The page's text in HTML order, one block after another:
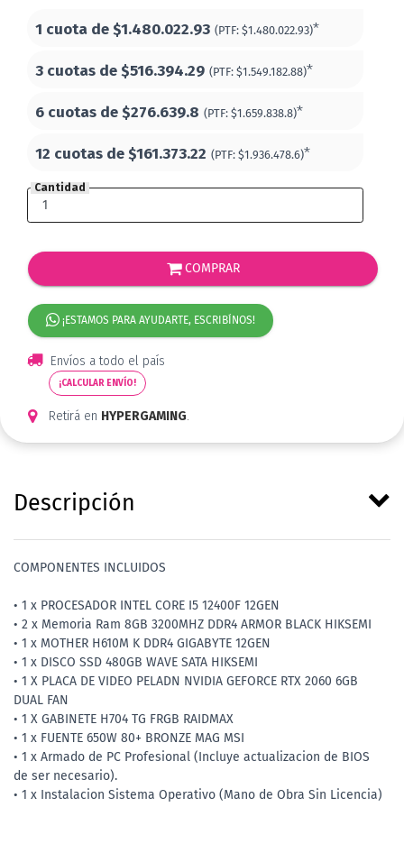
1 cuota de$1.480.022.93 (PTF: $1.480.022.93)*
3 cuotas de$516.394.29 (PTF: $1.549.182.88)*
6 cuotas de$276.639.8 (PTF: $1.659.838.8)*
12 cuotas de$161.373.22 (PTF: $1.936.478.6)*
Cantidad
COMPRAR
¡ESTAMOS PARA AYUDARTE, ESCRIBÍNOS!
Envíos a todo el país
¡CALCULAR ENVÍO!
Retirá en HYPERGAMING.
Descripción
COMPONENTES INCLUIDOS
• 1 x PROCESADOR INTEL CORE I5 12400F 12GEN
• 2 x Memoria Ram 8GB 3200MHZ DDR4 ARMOR BLACK HIKSEMI
• 1 x MOTHER H610M K DDR4 GIGABYTE 12GEN
• 1 x DISCO SSD 480GB WAVE SATA HIKSEMI
• 1 X PLACA DE VIDEO PELADN NVIDIA GEFORCE RTX 2060 6GB
DUAL FAN
• 1 X GABINETE H704 TG FRGB RAIDMAX
• 1 x FUENTE 650W 80+ BRONZE MAG MSI
• 1 x Armado de PC Profesional (Incluye actualizacion de BIOS
de ser necesario).
• 1 x Instalacion Sistema Operativo (Mano de Obra Sin Licencia)